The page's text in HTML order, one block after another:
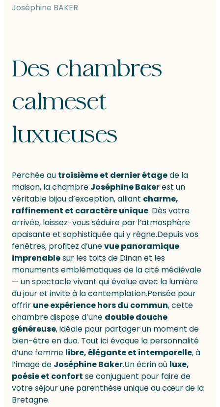
Joséphine BAKER
Des chambres
calmeset
luxueuses
Perchée au troisième et dernier étagede la
maison, la chambre Joséphine Bakerest un
véritable bijou d’exception, alliant charme,
raffinement et caractère unique. Dès votre
arrivée, laissez-vous séduire par l’atmosphère
apaisante et sophistiquée qui y règne.Depuis vos
fenêtres, profitez d’unevue panoramique
imprenablesur les toits de Dinan et les
monuments emblématiques de la cité médiévale
— un spectacle vivant qui évolue avec la lumière
du jour et invite à la contemplation.Pensée pour
offrir une expérience hors du commun, cette
chambre dispose d’une double douche
généreuse, idéale pour partager un moment de
bien-être en duo. Tout ici évoque la personnalité
d’une femme libre, élégante et intemporelle, à
l’image de Joséphine Baker.Un écrin où luxe,
poésie et confort se conjuguent pour faire de
votre séjour une parenthèse unique au cœur de la
Bretagne.